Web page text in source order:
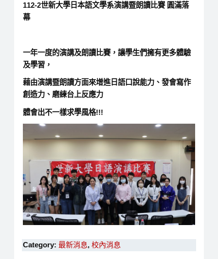
112-2世新大學日本語文學系演講暨朗讀比賽 圓滿落
幕
一年一度的演講及朗讀比賽，讓學生們擁有更多體驗
及學習，
藉由演講暨朗讀方面來增進日語口說能力、發會寫作
創造力、磨練台上反應力
體會出不一樣求學風格!!!
Category: 最新消息, 校內消息